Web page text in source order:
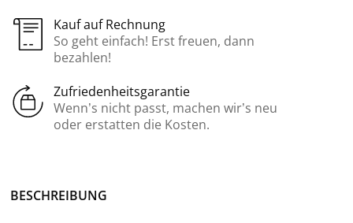
Kauf auf Rechnung
So geht einfach! Erst freuen, dann
bezahlen!
Zufriedenheitsgarantie
Wenn’s nicht passt, machen wir’s neu
oder erstatten die Kosten.
BE­SCHREI­BUNG